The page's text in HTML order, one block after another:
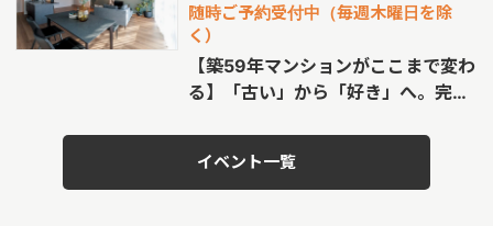
随時ご予約受付中（毎週木曜日を除
く）
【築59年マンションがここまで変わ
る】「古い」から「好き」へ。完成
イベント一覧